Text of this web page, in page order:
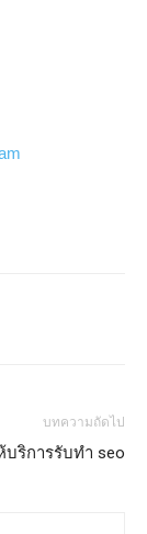
บทความถัดไป
บริการรับทำ seo